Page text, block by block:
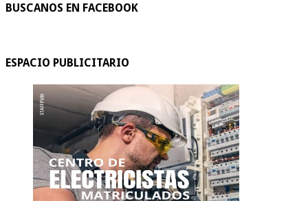
BUSCANOS EN FACEBOOK
ESPACIO PUBLICITARIO